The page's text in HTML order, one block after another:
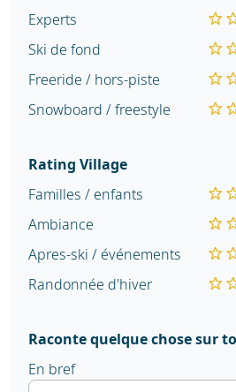
Experts
Ski de fond
Freeride / hors-piste
Snowboard / freestyle
Rating Village
Familles / enfants
Ambiance
Apres-ski / événements
Randonnée d'hiver
Raconte quelque chose sur
En bref